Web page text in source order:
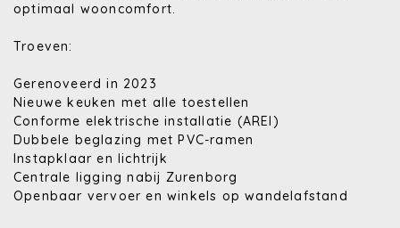
optimaal wooncomfort.
Troeven:
Gerenoveerd in 2023
Nieuwe keuken met alle toestellen
Conforme elektrische installatie (AREI)
Dubbele beglazing met PVC-ramen
Instapklaar en lichtrijk
Centrale ligging nabij Zurenborg
Openbaar vervoer en winkels op wandelafstand